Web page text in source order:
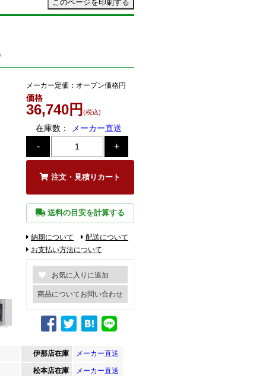
メーカー定価： オープン価格円
価格
36,740円 (税込)
在庫数： メーカー直送
注文・見積りカート
送料の目安を計算する
納期について
配送について
お支払い方法について
商品についてお問い合わせ
伊那店在庫 メーカー直送
松本店在庫 メーカー直送